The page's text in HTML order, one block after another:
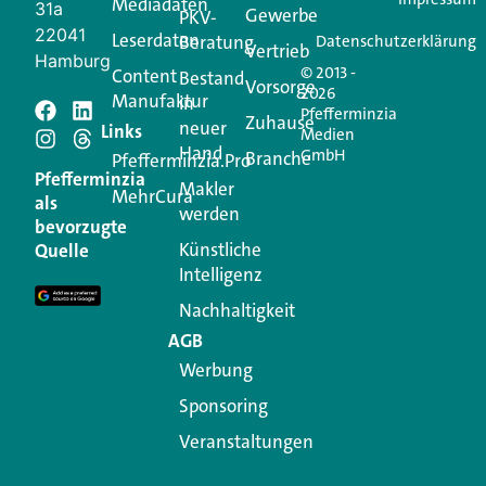
Schreiben Sie einen
Kommentar
Ihre E-Mail-Adresse wird nicht veröffentlicht.
Erforderliche Felder sind mit
Kommentar
31a
22041
Hamburg
Pfefferminzia
als
bevorzugte
Quelle
Leserdaten
Content
Manufaktur
Links
Pfefferminzia.Pro
MehrCura
PKV-
Beratung
Bestand
in
neuer
Hand
Makler
werden
Künstliche
Intelligenz
Nachhaltigkeit
AGB
Werbung
Sponsoring
Veranstaltungen
Gewerbe
Vertrieb
Vorsorge
Zuhause
Branche
© 2013 -
2026
Pfefferminzia
Medien
GmbH
Datenschutzerklärung